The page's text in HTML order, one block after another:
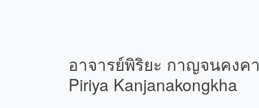
อาจารย์พิริยะ กาญจนคงคา
Piriya Kanjanakongkha